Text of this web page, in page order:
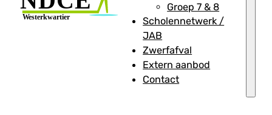
Groep 7 & 8
Scholennetwerk /
JAB
Zwerfafval
Extern aanbod
Contact